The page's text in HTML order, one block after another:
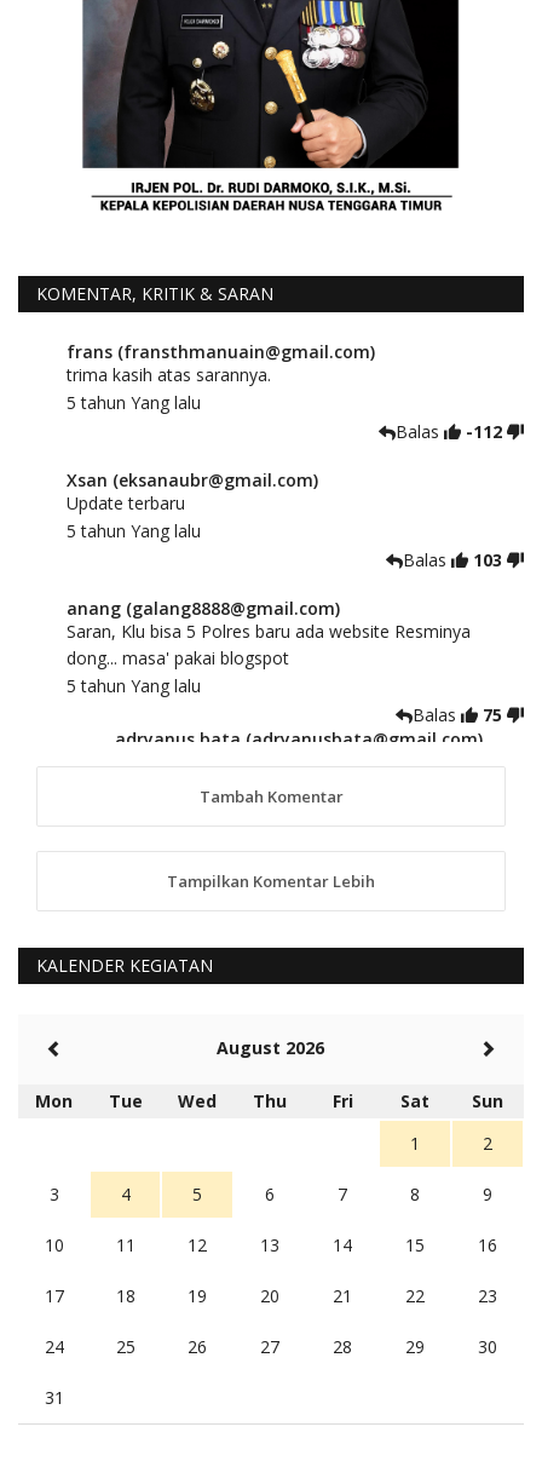
KOMENTAR, KRITIK & SARAN
frans (fransthmanuain@gmail.com)
trima kasih atas sarannya.
5 tahun Yang lalu
Balas
-112
Xsan (eksanaubr@gmail.com)
Update terbaru
5 tahun Yang lalu
Balas
103
anang (galang8888@gmail.com)
Saran, Klu bisa 5 Polres baru ada website Resminya
dong... masa' pakai blogspot
5 tahun Yang lalu
Balas
75
adryanus bata (adryanusbata@gmail.com)
TKS atas saran dan masukannya, akan kami
tindaklanjuti
anggy (anakkaos@gmail.com)
Kami perantu bisa baca langsung terkait Pilkada Sumba
5 tahun Yang lalu
Rambu (rambu03@gmail.com)
Berita Polres Sumba Barat Mantap
5 tahun Yang lalu
Balas
16
Tambah Komentar
Tampilkan Komentar Lebih
KALENDER KEGIATAN
August 2026
Mon Tue Wed Thu Fri Sat
Sun
1
2
3 4 5 6 7 8 9
10 11 12 13 14 15 16
17 18 19 20 21 22 23
24 25 26 27 28 29 30
31